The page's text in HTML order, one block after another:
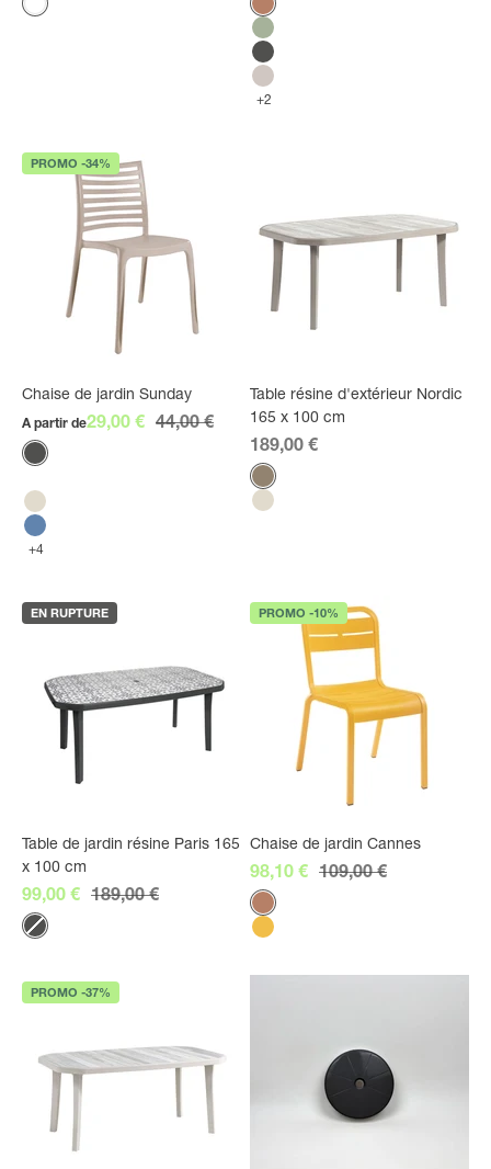
Blanc
Terracotta
Vert tender
Anthracite
Havane
+2
PROMO -34%
Chaise de jardin Sunday
A partir dePrix de vente
29,00 € Prix normal
44,00 €
Couleur
Anthracite
Blanc glacier
Lin
Bleu denim
+4
Table résine d'extérieur Nordic
165 x 100 cm
Prix de vente
189,00 €
Couleur
Taupe
Lin
EN RUPTURE
Table de jardin résine Paris 165
x 100 cm
Prix de vente
99,00 € Prix normal
189,00 €
Couleur
Anthracite
PROMO -10%
Chaise de jardin Cannes
Prix de vente
98,10 € Prix normal
109,00 €
Couleur
Terracotta
Jaune Indien
PROMO -37%